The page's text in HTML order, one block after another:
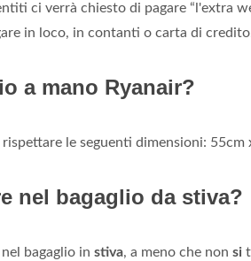
ci verrà chiesto di pagare “l'extra
in loco, in contanti o carta di
a mano Ryanair?
le seguenti dimensioni: 55cm
nel bagaglio da stiva?
nel bagaglio in stiva, a meno che non si